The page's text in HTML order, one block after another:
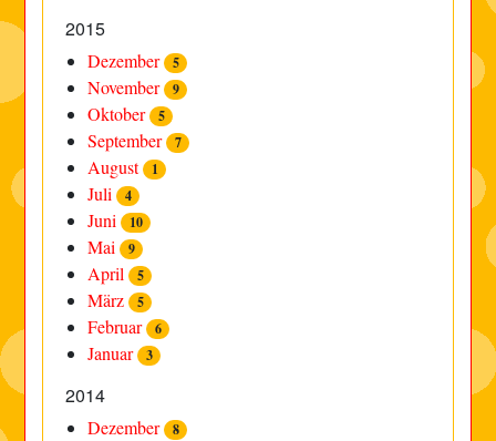
2015
Dezember 5
November 9
Oktober 5
September 7
August 1
Juli 4
Juni 10
Mai 9
April 5
März 5
Februar 6
Januar 3
2014
Dezember 8